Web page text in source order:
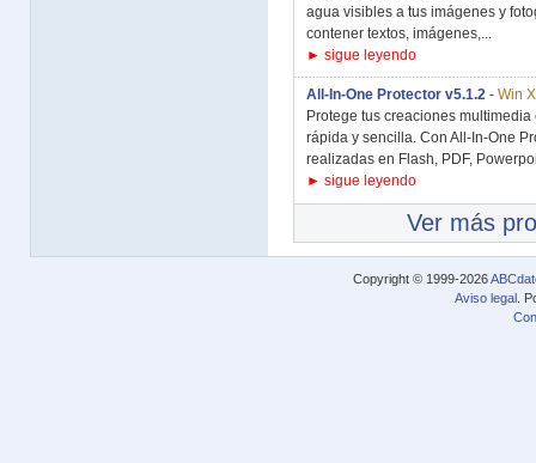
agua visibles a tus imágenes y
contener textos, imágenes,...
► sigue leyendo
All-In-One Protector v5.1.2 - Win
Protege tus creaciones
rápida y sencilla. Con All-In-One
realizadas en Flash, PDF,
► sigue leyendo
Ver más
Copyright © 1999-2026
Aviso legal .